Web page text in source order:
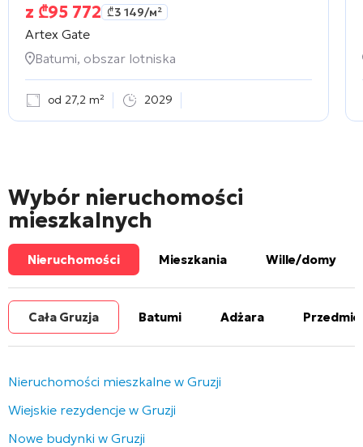
z ₾95 772 ₾3 149/м²
Artex Gate
Batumi, obszar lotniska
od 27,2 m² 2029
Wybór nieruchomości
mieszkalnych
Nieruchomości Mieszkania Wille/domy
Cała Gruzja Batumi Adżara
Nieruchomości mieszkalne w Gruzji
Wiejskie rezydencje w Gruzji
Nowe budynki w Gruzji